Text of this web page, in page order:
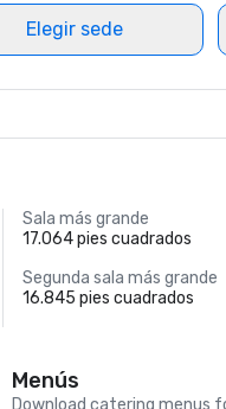
Elegir sede
Sala más grande
17.064 pies cuadrados
Segunda sala más grande
16.845 pies cuadrados
Menús
Download catering menus